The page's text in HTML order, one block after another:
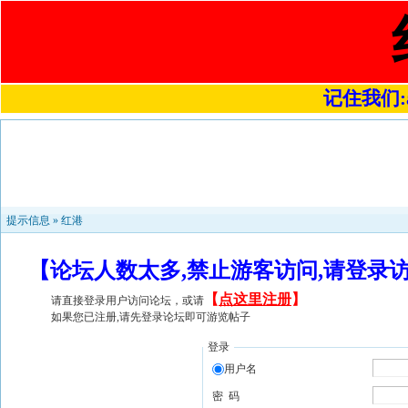
记住我们
提示信息 » 红港
【论坛人数太多,禁止游客访问,请登
请直接登录用户访问论坛，或请 【 点这里注册】
如果您已注册,请先登录论坛即可游览帖子
登录
用户名
密 码